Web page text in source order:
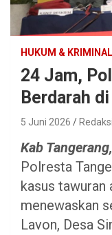
HUKUM & KRIMINAL
24 Jam,
Berdarah
5 Juni 2026
Kab Tangerang,
Polresta
kasus tawuran
menewaskan
Lavon, Desa